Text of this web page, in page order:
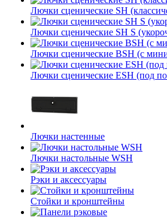
Лючки сценические SH
Лючки сценические SH S
Лючки сценические BSH (с
Лючки сценические ESH (под
Лючки настенные
Лючки настольные WSH
Рэки и аксессуары
Стойки и кронштейны